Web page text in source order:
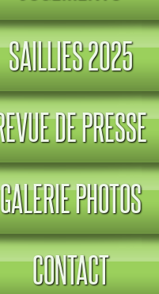
SAILLIES 2025
DE PRESSE
GALERIE PHOTOS
CONTACT